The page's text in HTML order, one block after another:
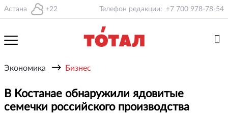
Астана +22 Телефон редакции: +7 700 978-78-54
Экономика → Бизнес
В Костанае обнаружили ядовитые
семечки российского производства